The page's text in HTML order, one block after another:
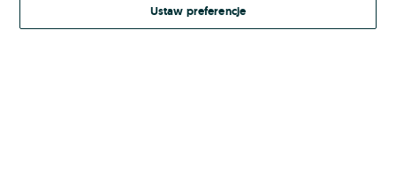
Kontynuując za pośrednictwem jednego z dostawców wskazanych powyżej,
Regulamin serwisu OLX.pl w jego aktualnym brzmieniu.
Ustaw preferencje